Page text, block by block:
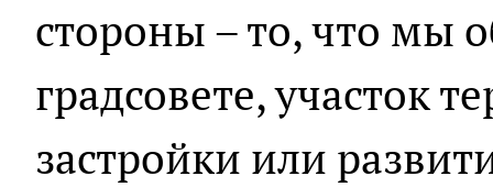
стороны – то, что мы
градсовете, участок
застройки или